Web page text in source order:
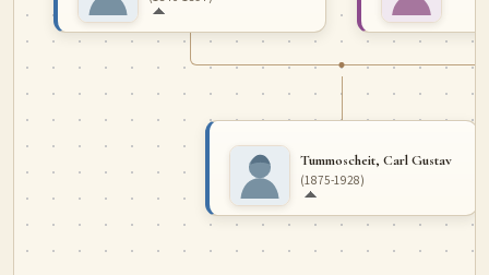
Deutsch English
Tummoscheit, Carl Gustav
(1875-1928)